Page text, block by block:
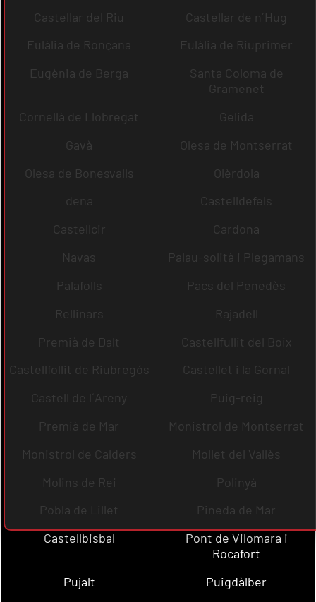
Castellar del Riu
Castellar de n´Hug
Eulàlia de Ronçana
Eulàlia de Riuprimer
Eugènia de Berga
Santa Coloma de
Gramenet
Cornellà de Llobregat
Gelida
Gavà
Olesa de Montserrat
Olesa de Bonesvalls
Olèrdola
dena
Castelldefels
Castellcir
Cardona
Navas
Palau-solità i Plegamans
Palafolls
Pacs del Penedès
Rellinars
Rajadell
Premià de Dalt
Castellfullit del Boix
Castellfollit de Riubregós
Castellet i la Gornal
Castell de l´Areny
Puig-reig
Premià de Mar
Monistrol de Montserrat
Monistrol de Calders
Mollet del Vallès
Molins de Rei
Polinyà
Pobla de Lillet
Pineda de Mar
Castellbisbal
Pont de Vilomara i
Rocafort
Pujalt
Puigdàlber